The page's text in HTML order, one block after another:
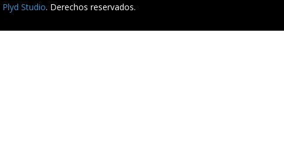
Plyd Studio. Derechos reservados.